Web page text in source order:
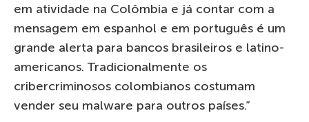
em atividade na Colômbia e já contar com a
mensagem em espanhol e em português é um
grande alerta para bancos brasileiros e latino-
americanos. Tradicionalmente os
cribercriminosos colombianos costumam
vender seu malware para outros países.”